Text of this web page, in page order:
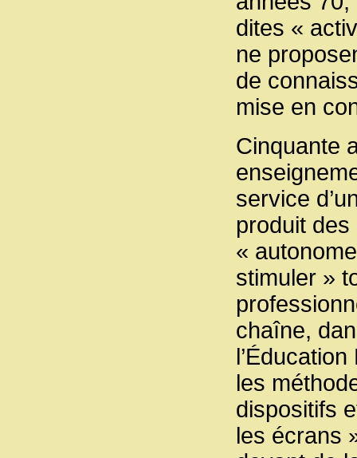
dites «
ne
de
mise en
Cinquante
service
produit
«
stimuler »
chaîne,
les
dispositifs
les écrans